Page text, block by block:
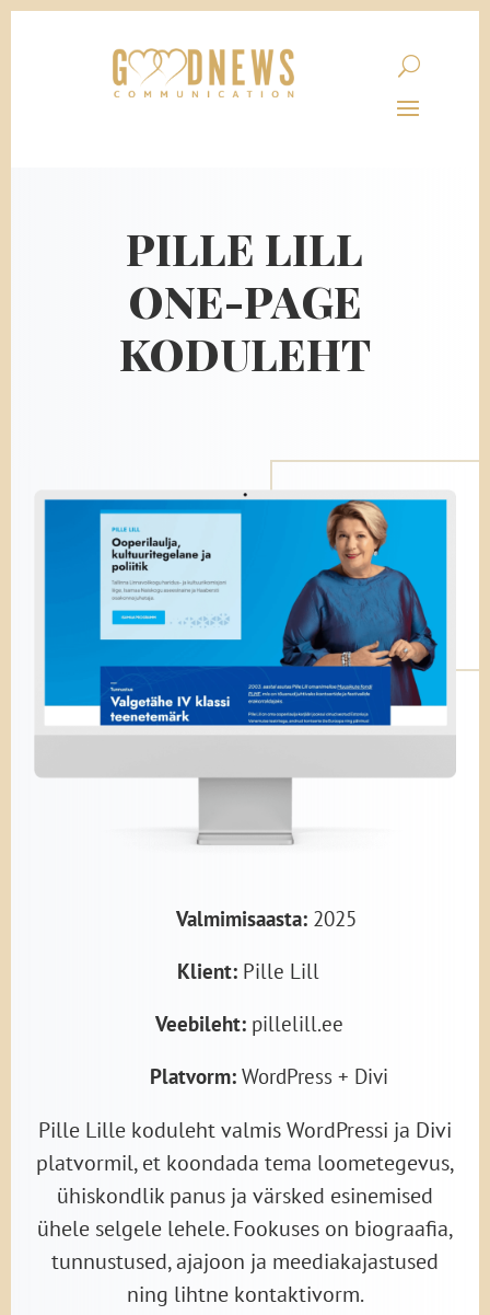
PILLE LILL
ONE-PAGE
KODULEHT
Valmimisaasta: 2025
Klient: Pille Lill
Veebileht: pillelill.ee
Platvorm: WordPress + Divi
Pille Lille koduleht valmis WordPressi ja Divi
platvormil, et koondada tema loometegevus,
ühiskondlik panus ja värsked esinemised
ühele selgele lehele. Fookuses on biograafia,
tunnustused, ajajoon ja meediakajastused
ning lihtne kontaktivorm.